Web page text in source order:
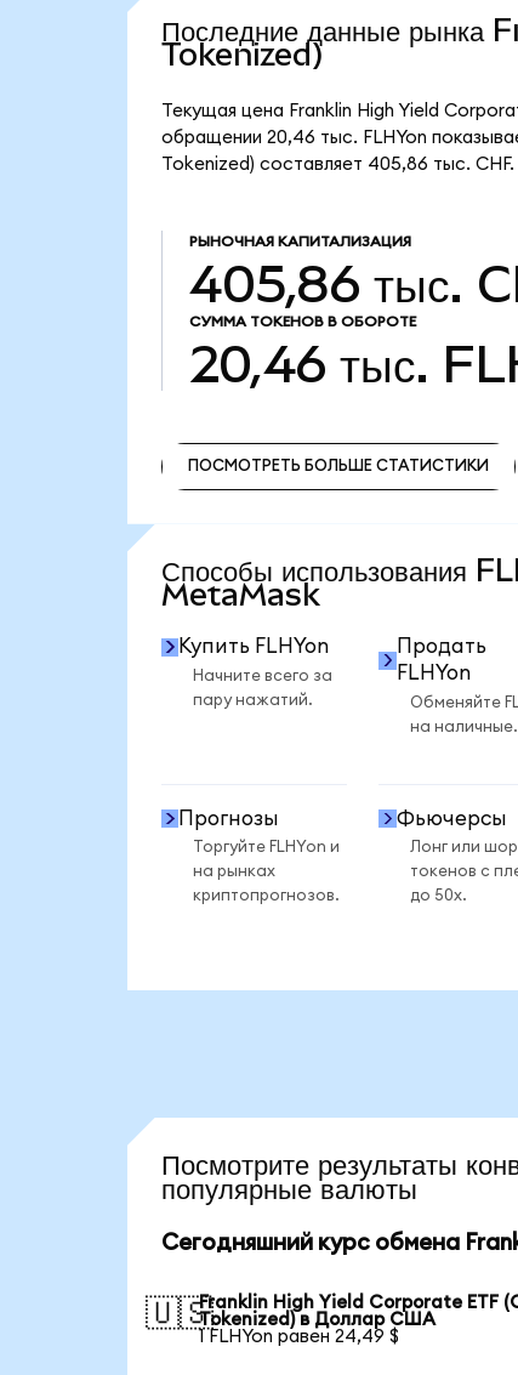
Последние данные
Tokenized)
Текущая цена Franklin High Yield
обращении 20,46 тыс. FLHYon
Tokenized) составляет 405,86 тыс. CHF.
РЫНОЧНАЯ КАПИТАЛИЗАЦИЯ
405,86 тыс.
СУММА ТОКЕНОВ В ОБОРОТЕ
20,46 тыс.
ПОСМОТРЕТЬ БОЛЬШЕ СТАТИСТИКИ
Способы использования
MetaMask
Купить FLHYon
Начните всего за
пару нажатий.
Продать
FLHYon
Обменяйте
на наличные.
Прогнозы
Торгуйте FLHYon и
на рынках
криптопрогнозов.
Фьючерсы
Лонг или
токенов с
до 50x.
Посмотрите
популярные валюты
Сегодняшний курс обмена
🇺🇸Franklin High Yield Corporate ETF
Tokenized) в Доллар США
1 FLHYon равен 24,49 $